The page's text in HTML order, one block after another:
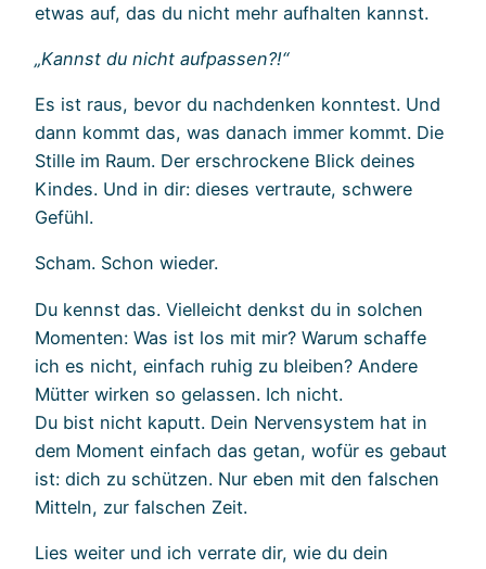
etwas auf, das du nicht mehr aufhalten kannst.
„Kannst du nicht aufpassen?!“
Es ist raus, bevor du nachdenken konntest. Und
dann kommt das, was danach immer kommt. Die
Stille im Raum. Der erschrockene Blick deines
Kindes. Und in dir: dieses vertraute, schwere
Gefühl.
Scham. Schon wieder.
Du kennst das. Vielleicht denkst du in solchen
Momenten: Was ist los mit mir? Warum schaffe
ich es nicht, einfach ruhig zu bleiben? Andere
Mütter wirken so gelassen. Ich nicht.
Du bist nicht kaputt. Dein Nervensystem hat in
dem Moment einfach das getan, wofür es gebaut
ist: dich zu schützen. Nur eben mit den falschen
Mitteln, zur falschen Zeit.
Lies weiter und ich verrate dir, wie du dein